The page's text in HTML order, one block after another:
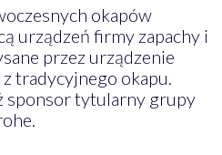
okapów
urządzeń firmy zapachy i
przez urządzenie
tradycyjnego okapu.
sponsor tytularny grupy